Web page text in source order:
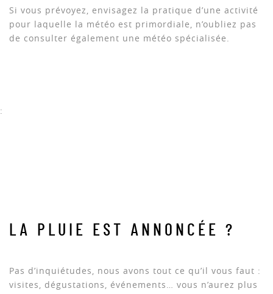
Si vous prévoyez, envisagez la pratique d’une activité
pour laquelle la météo est primordiale, n’oubliez pas
de consulter également une météo spécialisée.
:
LA PLUIE EST ANNONCÉE ?
Pas d’inquiétudes, nous avons tout ce qu’il vous faut :
visites, dégustations, événements… vous n’aurez plus